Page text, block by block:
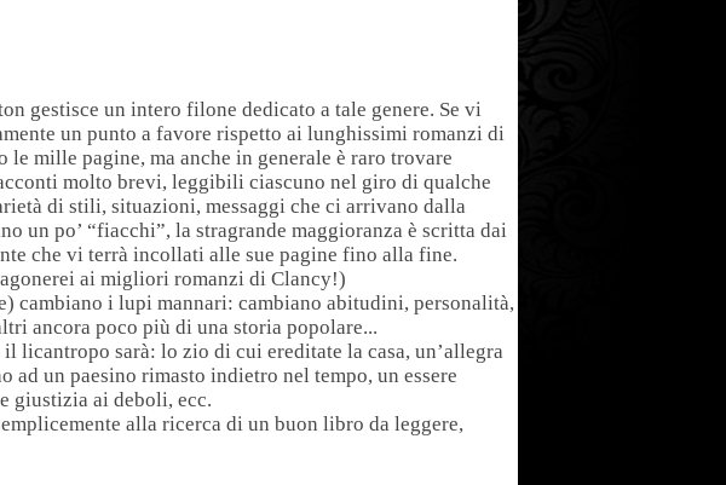
gestisce un intero filone dedicato a tale genere. Se vi
un punto a favore rispetto ai lunghissimi romanzi di
mille pagine, ma anche in generale è raro trovare
molto brevi, leggibili ciascuno nel giro di qualche
di stili, situazioni, messaggi che ci arrivano dalla
un po’ “fiacchi”, la stragrande maggioranza è scritta dai
che vi terrà incollati alle sue pagine fino alla fine.
ai migliori romanzi di Clancy!)
cambiano i lupi mannari: cambiano abitudini, personalità,
ancora poco più di una storia popolare...
licantropo sarà: lo zio di cui ereditate la casa, un’allegra
un paesino rimasto indietro nel tempo, un essere
giustizia ai deboli, ecc.
alla ricerca di un buon libro da leggere,